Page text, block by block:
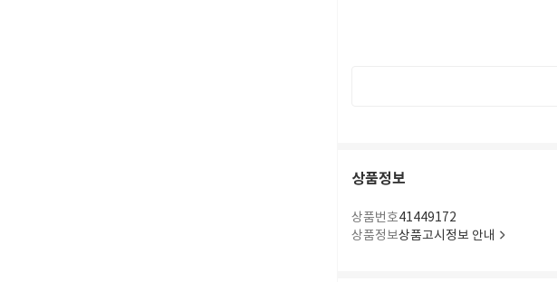
상품정보
상품번호41449172
상품정보상품고시정보 안내